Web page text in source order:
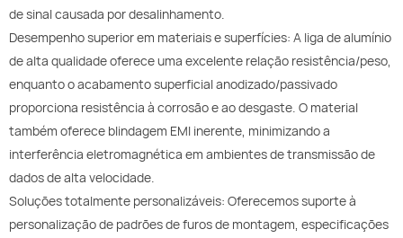
de sinal causada por desalinhamento.
Desempenho superior em materiais e superfícies: A liga de alumínio
de alta qualidade oferece uma excelente relação resistência/peso,
enquanto o acabamento superficial anodizado/passivado
proporciona resistência à corrosão e ao desgaste. O material
também oferece blindagem EMI inerente, minimizando a
interferência eletromagnética em ambientes de transmissão de
dados de alta velocidade.
Soluções totalmente personalizáveis: Oferecemos suporte à
personalização de padrões de furos de montagem, especificações